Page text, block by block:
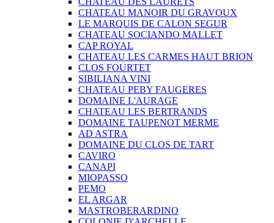
CHATEAU MANOIR DU GRAVOUX
LE MARQUIS DE CALON SEGUR
CHATEAU SOCIANDO MALLET
CAP ROYAL
CHATEAU LES CARMES HAUT BRION
CLOS FOURTET
SIBILIANA VINI
CHATEAU PEBY FAUGERES
DOMAINE L'AURAGE
CHATEAU LES BERTRANDS
DOMAINE TAUPENOT MERME
AD ASTRA
DOMAINE DU CLOS DE TART
CAVIRO
CANAPI
MIOPASSO
PEMO
EL ARGAR
MASTROBERARDINO